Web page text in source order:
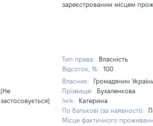
зареєстрованим місцем
[Не
застосовується]
Тип права:
Власність
Відсоток, %:
100
Власник:
Громадянин
Прізвище:
Бухаленкова
Ім'я:
Катерина
По батькові (за наявності):
Місце фактичного